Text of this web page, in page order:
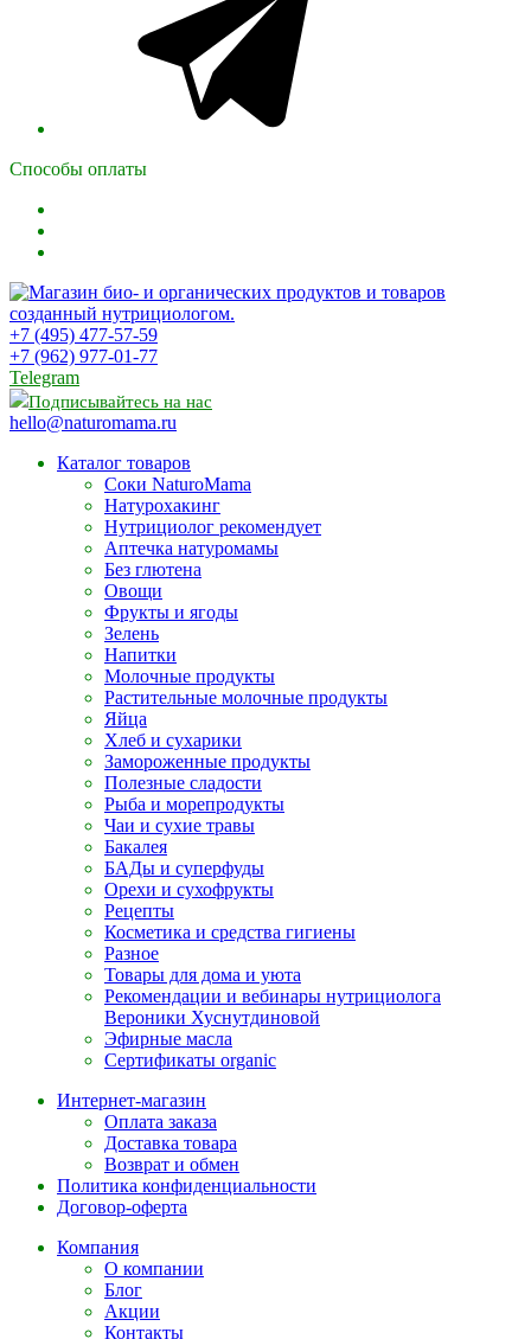
Способы оплаты
+7 (495) 477-57-59
+7 (962) 977-01-77
Telegram
Подписывайтесь на нас
hello@naturomama.ru
Каталог товаров
Соки NaturoMama
Натурохакинг
Нутрициолог рекомендует
Аптечка натуромамы
Без глютена
Овощи
Фрукты и ягоды
Зелень
Напитки
Молочные продукты
Растительные молочные продукты
Яйца
Хлеб и сухарики
Замороженные продукты
Полезные сладости
Рыба и морепродукты
Чаи и сухие травы
Бакалея
БАДы и суперфуды
Орехи и сухофрукты
Рецепты
Косметика и средства гигиены
Разное
Товары для дома и уюта
Рекомендации и вебинары нутрициолога
Вероники Хуснутдиновой
Эфирные масла
Сертификаты organic
Интернет-магазин
Оплата заказа
Доставка товара
Возврат и обмен
Политика конфиденциальности
Договор-оферта
Компания
О компании
Блог
Акции
Контакты